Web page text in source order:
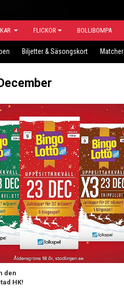
FLICKOR BOLLIBOMPA
Biljetter & Säsongskort Matcher
den
HK!